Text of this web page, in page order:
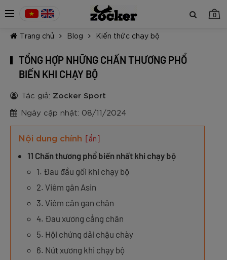
0
Trang chủ Blog Kiến thức chạy bộ
TỔNG HỢP NHỮNG CHẤN THƯƠNG PHỔ
BIẾN KHI CHẠY BỘ
Tác giả: Zocker Sport
Ngày cập nhật: 08/11/2024
Nội dung chính [ẩn]
11 Chấn thương phổ biến nhất khi chạy bộ
1. Đau đầu gối khi chạy bộ
2. Viêm gân Asin
3. Viêm cân gan chân
4. Đau xương cẳng chân
5. Hội chứng dải chậu chày
6. Nứt xương khi chạy bộ